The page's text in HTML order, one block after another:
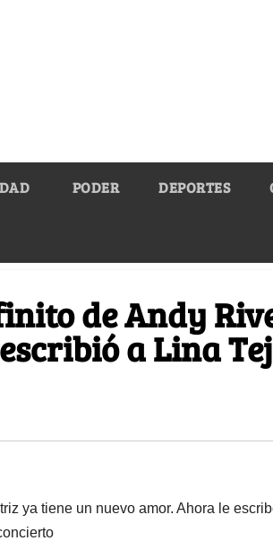
PODER DEPORTES
de Andy
a Lina
ya tiene un nuevo amor. Ahora le